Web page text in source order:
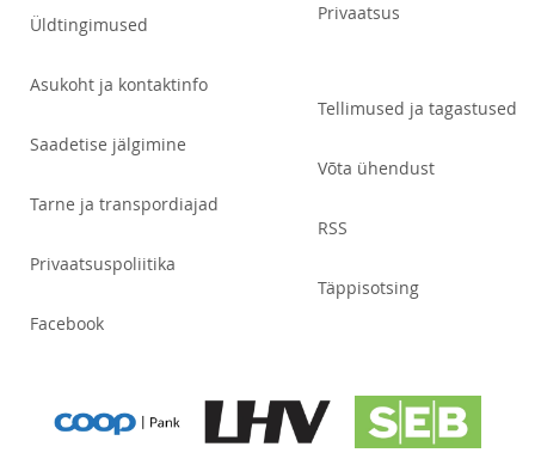
Üldtingimused
Asukoht ja kontaktinfo
Saadetise jälgimine
Tarne ja transpordiajad
Privaatsuspoliitika
Facebook
Privaatsus
Tellimused ja tagastused
Võta ühendust
RSS
Täppisotsing